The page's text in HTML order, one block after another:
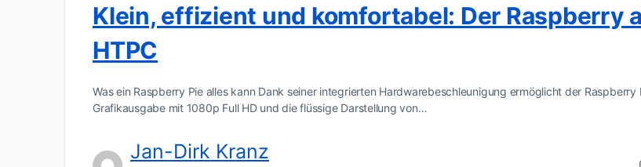
Klein, effizient und komfortabel: Der Raspberry
HTPC
Was ein Raspberry Pie alles kann Dank seiner integrierten Hardwarebeschleunigung ermöglicht der Raspberry
Grafikausgabe mit 1080p Full HD und die flüssige Darstellung von…
Jan-Dirk Kranz